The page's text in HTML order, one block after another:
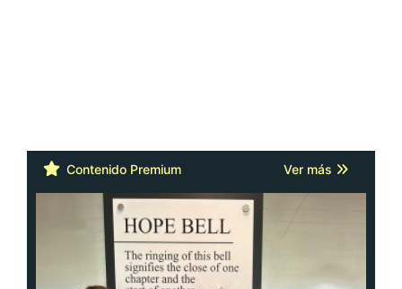
Contenido Premium Ver más